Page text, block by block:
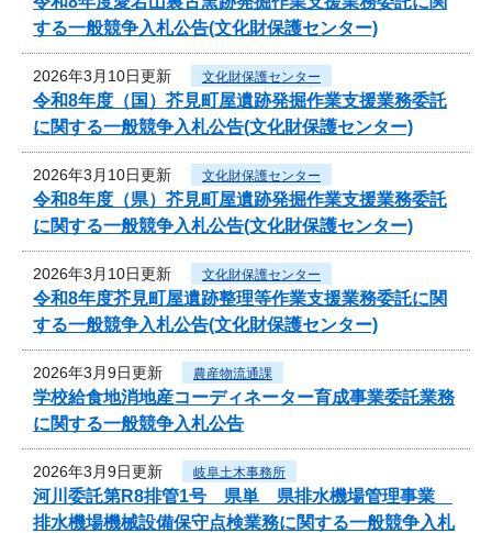
する一般競争入札公告(文化財保護センター)
2026年3月10日更新 文化財保護センター
令和8年度（国）芥見町屋遺跡発掘作業支援業務委託
に関する一般競争入札公告(文化財保護センター)
2026年3月10日更新 文化財保護センター
令和8年度（県）芥見町屋遺跡発掘作業支援業務委託
に関する一般競争入札公告(文化財保護センター)
2026年3月10日更新 文化財保護センター
令和8年度芥見町屋遺跡整理等作業支援業務委託に関
する一般競争入札公告(文化財保護センター)
2026年3月9日更新 農産物流通課
学校給食地消地産コーディネーター育成事業委託業務
に関する一般競争入札公告
2026年3月9日更新 岐阜土木事務所
河川委託第R8排管1号 県単 県排水機場管理事業
排水機場機械設備保守点検業務に関する一般競争入札